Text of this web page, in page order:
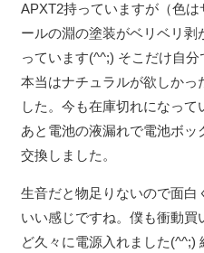
APXT2持っていますが（色
ールの淵の塗装がベリベリ
っています(^^;) そこだけ自
本当はナチュラルが欲しか
した。今も在庫切れになって
あと電池の液漏れで電池ボ
交換しました。
生音だと物足りないので面白
いい感じですね。僕も衝動
ど久々に電源入れました(^^;)